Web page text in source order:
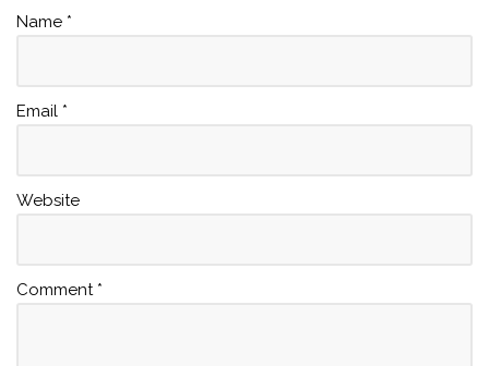
Name *
Email *
Website
Comment *